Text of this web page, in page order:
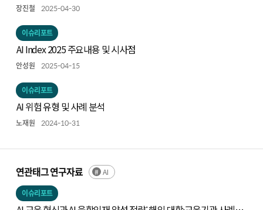
장진철 2025-04-30
이슈리포트
AI Index 2025 주요내용 및 시사점
안성원 2025-04-15
이슈리포트
AI 위험 유형 및 사례 분석
노재원 2024-10-31
연관태그 연구자료 AI
이슈리포트